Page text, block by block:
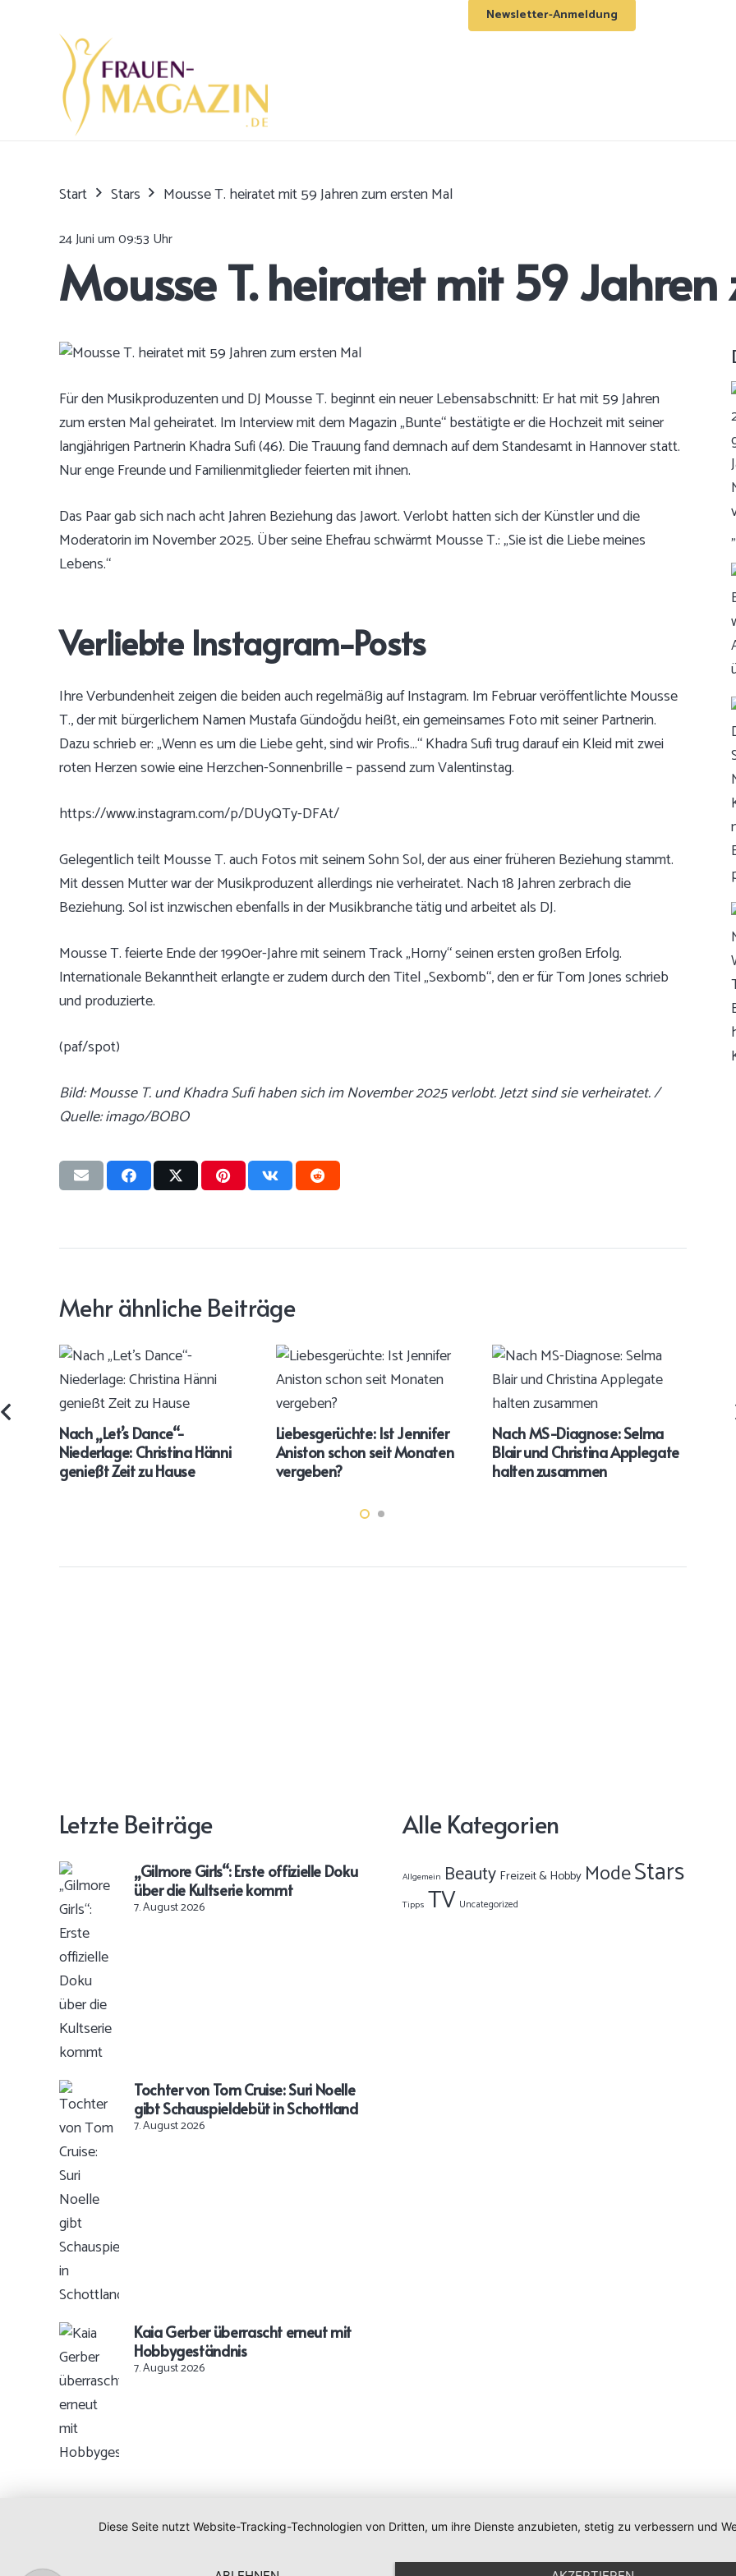
Newsletter-Anmeldung
Start Stars Mousse T. heiratet mit 59 Jahren zum ersten Mal
24 Juni um 09:53 Uhr
Mousse T. heiratet mit 59
Für den Musikproduzenten und DJ Mousse T. beginnt ein neuer Lebensabschnitt: Er hat mit 59 Jahren
zum ersten Mal geheiratet. Im Interview mit dem Magazin „Bunte“ bestätigte er die Hochzeit mit seiner
langjährigen Partnerin Khadra Sufi (46). Die Trauung fand demnach auf dem Standesamt in Hannover statt.
Nur enge Freunde und Familienmitglieder feierten mit ihnen.
Das Paar gab sich nach acht Jahren Beziehung das Jawort. Verlobt hatten sich der Künstler und die
Moderatorin im November 2025. Über seine Ehefrau schwärmt Mousse T.: „Sie ist die Liebe meines
Lebens.“
Verliebte Instagram-Posts
Ihre Verbundenheit zeigen die beiden auch regelmäßig auf Instagram. Im Februar veröffentlichte Mousse
T., der mit bürgerlichem Namen Mustafa Gündoğdu heißt, ein gemeinsames Foto mit seiner Partnerin.
Dazu schrieb er: „Wenn es um die Liebe geht, sind wir Profis…“ Khadra Sufi trug darauf ein Kleid mit zwei
roten Herzen sowie eine Herzchen-Sonnenbrille – passend zum Valentinstag.
https://www.instagram.com/p/DUyQTy-DFAt/
Gelegentlich teilt Mousse T. auch Fotos mit seinem Sohn Sol, der aus einer früheren Beziehung stammt.
Mit dessen Mutter war der Musikproduzent allerdings nie verheiratet. Nach 18 Jahren zerbrach die
Beziehung. Sol ist inzwischen ebenfalls in der Musikbranche tätig und arbeitet als DJ.
Mousse T. feierte Ende der 1990er-Jahre mit seinem Track „Horny“ seinen ersten großen Erfolg.
Internationale Bekanntheit erlangte er zudem durch den Titel „Sexbomb“, den er für Tom Jones schrieb
und produzierte.
(paf/spot)
Bild: Mousse T. und Khadra Sufi haben sich im November 2025 verlobt. Jetzt sind sie verheiratet. /
Quelle: imago/BOBO
Mehr ähnliche Beiträge
Nach „Let’s Dance“-
Niederlage: Christina Hänni
genießt Zeit zu Hause
Liebesgerüchte: Ist Jennifer
Aniston schon seit Monaten
vergeben?
Nach MS-Diagnose: Selma
Blair und Christina Applegate
halten zusammen
Letzte Beiträge
„Gilmore Girls“: Erste offizielle Doku
über die Kultserie kommt
7. August 2026
Tochter von Tom Cruise: Suri Noelle
gibt Schauspieldebüt in Schottland
7. August 2026
Kaia Gerber überrascht erneut mit
Hobbygeständnis
7. August 2026
Alle Kategorien
Allgemein Beauty Freizeit & Hobby ModeStars
Tipps TV Uncategorized
Impressum|Datenschutz|Newsletter|Cookie-Einstellungen
Diese Seite nutzt Website-Tracking-Technologien von Dritten, um ihre Dienste anzubieten, stetig zu verbessern und